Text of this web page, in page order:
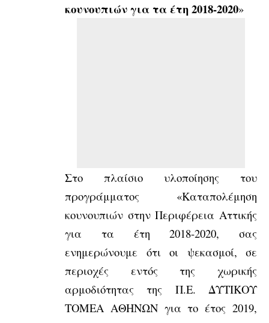
κουνουπιών για τα έτη 2018-2020»
Στο πλαίσιο υλοποίησης του
προγράμματος «Καταπολέμηση
κουνουπιών στην Περιφέρεια Αττικής
για τα έτη 2018-2020, σας
ενημερώνουμε ότι οι ψεκασμοί, σε
περιοχές εντός της χωρικής
αρμοδιότητας της Π.Ε. ΔΥΤΙΚΟΥ
ΤΟΜΕΑ ΑΘΗΝΩΝ για το έτος 2019,